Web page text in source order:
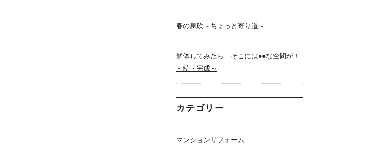
春の息吹～ちょっと寄り道～
解体してみたら そこには●●な空間が！
～続・完成～
カテゴリー
マンションリフォーム